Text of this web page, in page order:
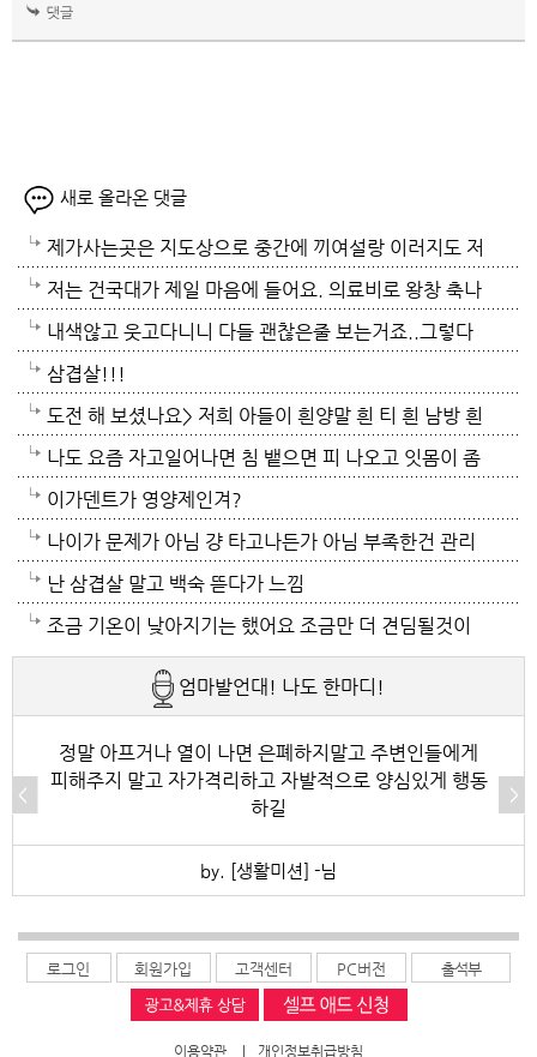
새로 올라온 댓글
제가사는곳은 지도상으로 중간에 끼여설랑 이러지도 저
러지도 못하는 데프리카 라고불리는 경북에 살고 있답
니다 밤열대아에 잠못이루기도 했어요 어제는... 에어컨
켜놓고 잤는데도... 밤에는 해가 없어서 25도에 맞춰놓
고 잤는데 더워설랑...
저는 건국대가 제일 마음에 들어요. 의료비로 왕창 축나
지 않는다면 좋겠어요.
내색않고 웃고다니니 다들 괜찮은줄 보는거죠..그렇다
고 우중충한 얼굴로 매일 다닐수도 없는 노릇이고 사람
들마다 다 내 사정을 설명하기도 그럴거고 ..힘드실거
압니다. 그래도 참 그 자리서 꿋꿋하게 가정돌보고 여러
일 하고 사는거보면 대단하세요. 저같음 벌써 지쳐서 나
가떨어질일이죠. 가족들로인해 세번다님은 너무 힘든
케이스죠..ㅠ 스트레스 관리 잘하시고 그러세요..오늘은
좀 덜 덥네요.
삼겹살!!!
도전 해 보셨나요> 저희 아들이 흰양말 흰 티 흰 남방 흰
색을 주로 입는데 누래지고 사서 한해 입으면 다음해 입
기가 힘든 옷들이 있어요. 위에방법 괜찮은지 알고 싶어
요~~
나도 요즘 자고일어나면 침 뱉으면 피 나오고 잇몸이 좀
부어있는듯
이가덴트가 영양제인겨?
나이가 문제가 아님 걍 타고나든가 아님 부족한건 관리
하든가임
난 삼겹살 말고 백숙 뜯다가 느낌
조금 기온이 낮아지기는 했어요 조금만 더 견딤될것이
고 동해쪽은 비가왔더고 하더니 동해쪽 사시나 보네요
테픙이 지나가면서 동해는 비를 뿌려주고 그영향으로
서울도 조금 기온이 낮아졌어요 피곤할때는 쉬셔요 라
면도 댕길때는 드셔도 됩니다 주구장창 라면으로 끼니
엄마발언대! 나도 한마디!
정말 아프거나 열이 나면 은폐하지말고 주변인들에게
피해주지 말고 자가격리하고 자발적으로 양심있게 행동
하길
by. [생활미션] -님
로그인 회원가입 고객센터 PC버전 출석부
이용약관 | 개인정보취급방침